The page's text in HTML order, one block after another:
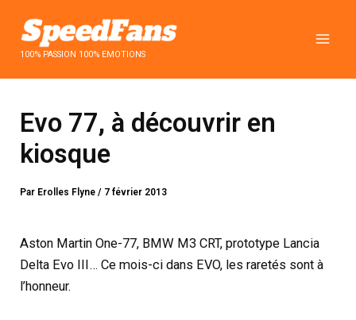
contenu100% PASSION 100% EMOTIONS
Evo 77, à découvrir en
kiosque
Par Erolles Flyne/ 7 février 2013
Aston Martin One-77, BMW M3 CRT, prototype Lancia
Delta Evo III… Ce mois-ci dans EVO, les raretés sont à
l’honneur.